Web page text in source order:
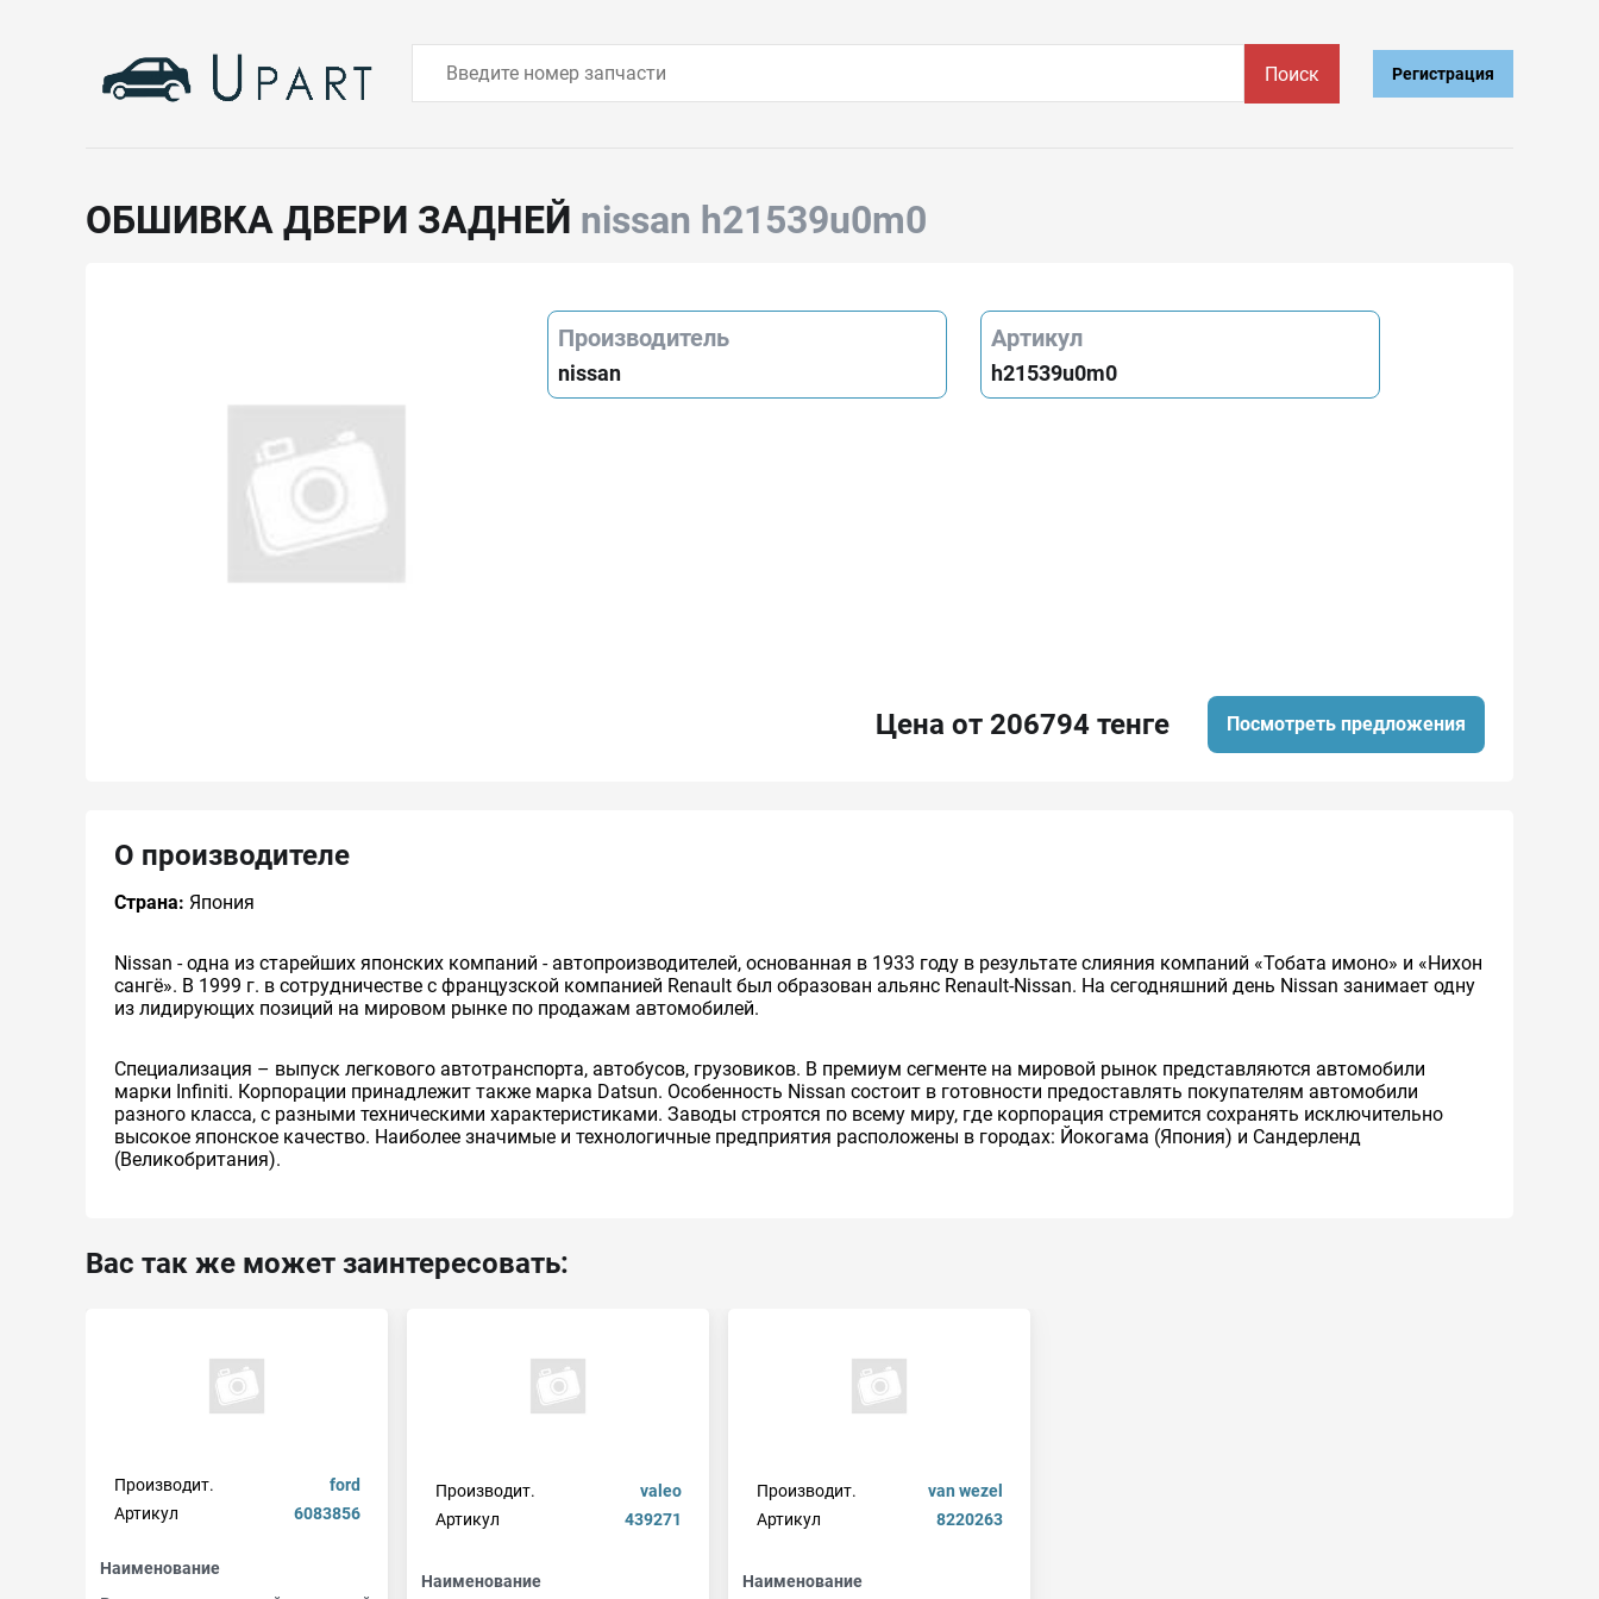
Поиск Регистрация
ОБШИВКА ДВЕРИ ЗАДНЕЙ nissan h21539u0m0
Производитель
nissan
Артикул
h21539u0m0
Цена от 206794 тенге Посмотреть предложения
О производителе
Страна: Япония
Nissan - одна из старейших японских компаний - автопроизводителей, основанная в 1933 году в результате слияния компаний «Тобата имоно» и «Нихон
сангё». В 1999 г. в сотрудничестве с французcкой компанией Renault был образован альянс Renault-Nissan. На сегодняшний день Nissan занимает одну
из лидирующих позиций на мировом рынке по продажам автомобилей.
Специализация – выпуск легкового автотранспорта, автобусов, грузовиков. В премиум сегменте на мировой рынок представляются автомобили
марки Infiniti. Корпорации принадлежит также марка Datsun. Особенность Nissan состоит в готовности предоставлять покупателям автомобили
разного класса, с разными техническими характеристиками. Заводы строятся по всему миру, где корпорация стремится сохранять исключительно
высокое японское качество. Наиболее значимые и технологичные предприятия расположены в городах: Йокогама (Япония) и Сандерленд
(Великобритания).
Вас так же может заинтересовать:
Производит.
ford
Артикул
6083856
Наименование
Производит.
valeo
Артикул
439271
Наименование
Производит.
van wezel
Артикул
8220263
Наименование